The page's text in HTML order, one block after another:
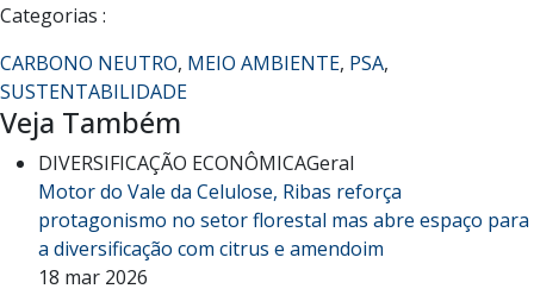
Categorias :
CARBONO NEUTRO, MEIO AMBIENTE, PSA,
SUSTENTABILIDADE
Veja Também
DIVERSIFICAÇÃO ECONÔMICAGeral
Motor do Vale da Celulose, Ribas reforça
protagonismo no setor florestal mas abre espaço para
a diversificação com citrus e amendoim
18 mar 2026